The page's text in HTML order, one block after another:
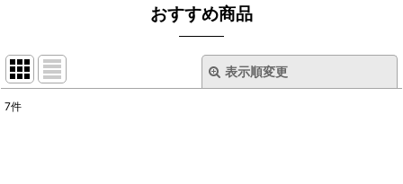
おすすめ商品
表示順変更
7件